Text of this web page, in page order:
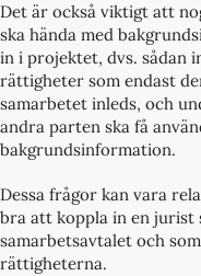
Det är också viktigt att
ska hända med
in i projektet, dvs. sådan
rättigheter som endast
samarbetet inleds, och
andra parten ska få
bakgrundsinformation.
Dessa frågor kan vara
bra att koppla in en jurist
samarbetsavtalet och
rättigheterna.